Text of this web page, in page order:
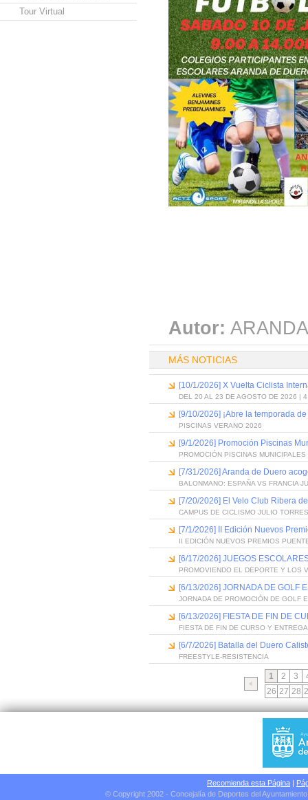
Tour Virtual
Autor:
MÁS NOTICIAS
[10/1/2026] X Vuelta Ciclista
DEL 20 AL 23 DE AGOSTO DE 2026 | 4
[9/10/2026] ¡Abre la temporada
PISCINAS VERANO 2026
[9/1/2026] Promoción Piscinas
PROMOCIÓN PISCINAS
[7/31/2026] Aranda de Duero
BALONMANO: ESPAÑA VS FRANCIA
[7/20/2026] El Velo Club Ribera
CAMPUS DE CICLISMO JULIO
[7/1/2026] II Edición Nuevos
II EDICIÓN NUEVOS PREMIOS
[6/17/2026] JUEGOS
PROMOVIENDO EL DEPORTE Y LOS
[6/13/2026] JORNADA DE GOLF
JORNADA DE PROMOCIÓN DE GOLF
[6/13/2026] FIESTA DE FIN DE
FIESTA DE FIN DE CURSO Y
[6/7/2026] Batalla del Duero
FREESTYLE-RESISTENCIA
1 2 3
26 27 28
Recomienda esta Página |
© Copyright 2002 - Concejalía de Deportes del